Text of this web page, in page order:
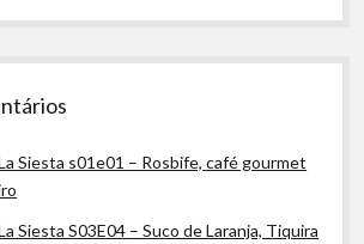
Siesta s01e01 – Rosbife, café gourmet
Siesta S03E04 – Suco de Laranja, Tiquira